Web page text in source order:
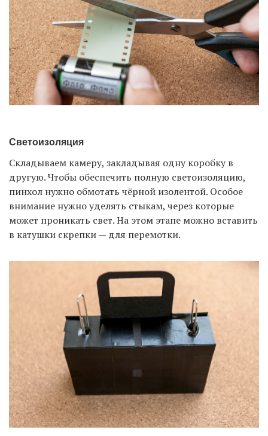
Светоизоляция
Складываем камеру, закладывая одну коробку в
другую. Чтобы обеспечить полную светоизоляцию,
пинхол нужно обмотать чёрной изолентой. Особое
внимание нужно уделять стыкам, через которые
может проникать свет. На этом этапе можно вставить
в катушки скрепки — для перемотки.